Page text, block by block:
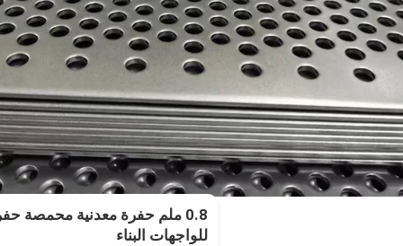
0.8 ملم حفرة معدنية محمصة
للواجهات البناء